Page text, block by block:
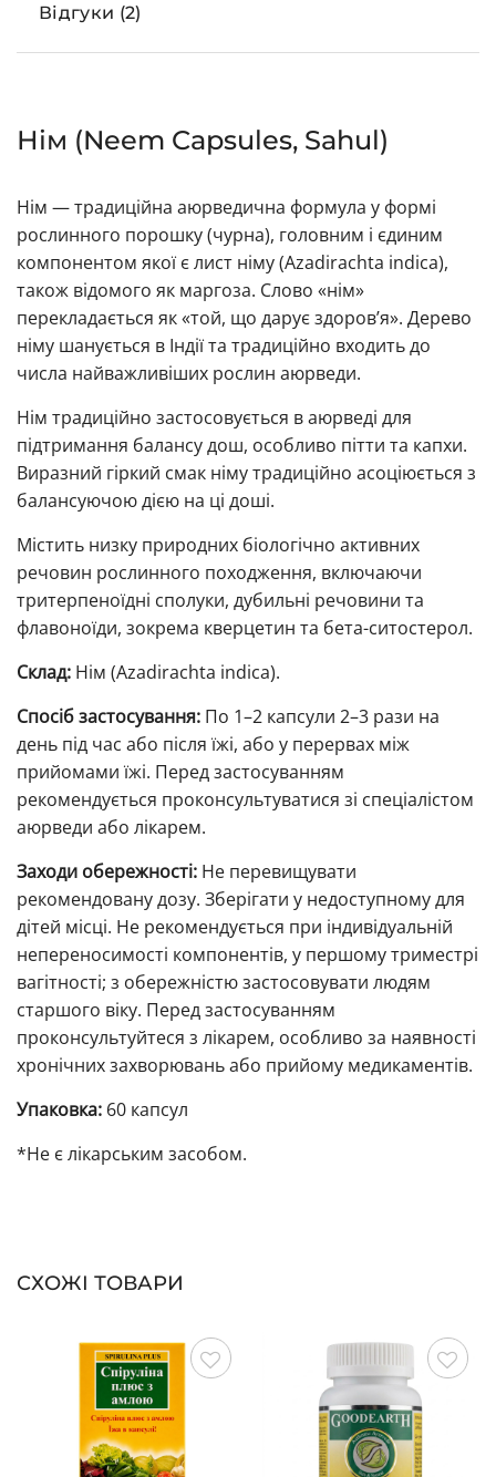
Відгуки (2)
Нім (Neem Capsules, Sahul)
Нім — традиційна аюрведична формула у формі
рослинного порошку (чурна), головним і єдиним
компонентом якої є лист німу (Azadirachta indica),
також відомого як маргоза. Слово «нім»
перекладається як «той, що дарує здоров’я». Дерево
німу шанується в Індії та традиційно входить до
числа найважливіших рослин аюрведи.
Нім традиційно застосовується в аюрведі для
підтримання балансу дош, особливо пітти та капхи.
Виразний гіркий смак німу традиційно асоціюється з
балансуючою дією на ці доші.
Містить низку природних біологічно активних
речовин рослинного походження, включаючи
тритерпеноїдні сполуки, дубильні речовини та
флавоноїди, зокрема кверцетин та бета-ситостерол.
Склад: Нім (Azadirachta indica).
Спосіб застосування: По 1–2 капсули 2–3 рази на
день під час або після їжі, або у перервах між
прийомами їжі. Перед застосуванням
рекомендується проконсультуватися зі спеціалістом
аюрведи або лікарем.
Заходи обережності: Не перевищувати
рекомендовану дозу. Зберігати у недоступному для
дітей місці. Не рекомендується при індивідуальній
непереносимості компонентів, у першому триместрі
вагітності; з обережністю застосовувати людям
старшого віку. Перед застосуванням
проконсультуйтеся з лікарем, особливо за наявності
хронічних захворювань або прийому медикаментів.
Упаковка: 60 капсул
*Не є лікарським засобом.
СХОЖІ ТОВАРИ
Зберегти Зберегти